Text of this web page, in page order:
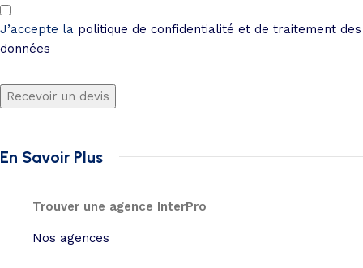
J’accepte la politique de confidentialité et de traitement des
données
Recevoir un devis
En Savoir Plus
Trouver une agence InterPro
Nos agences